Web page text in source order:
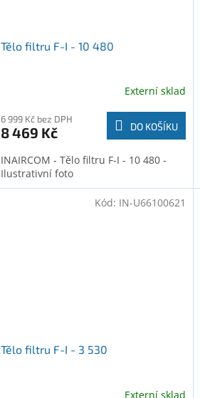
Tělo filtru F-I - 10 480
Externí sklad
6 999 Kč bez DPH
8 469 Kč DO KOŠÍKU
INAIRCOM - Tělo filtru F-I - 10 480 -
Ilustrativní foto
Tělo filtru F-I - 3 530
Externí sklad
Kód: IN-U66100621